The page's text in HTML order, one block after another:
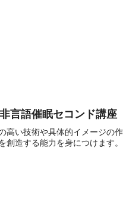
言語催眠セコンド講座
高い技術や具体的イメージの作
創造する能力を身につけます。